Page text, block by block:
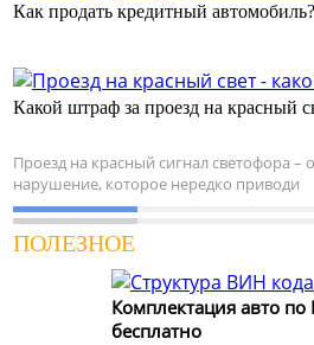
Как продать кредитный автомобиль?
Какой штраф за проезд на красный
Проезд на красный сигнал светофора –
нарушение, которое нередко приводи
ПОЛЕЗНОЕ
Комплектация авто
бесплатно